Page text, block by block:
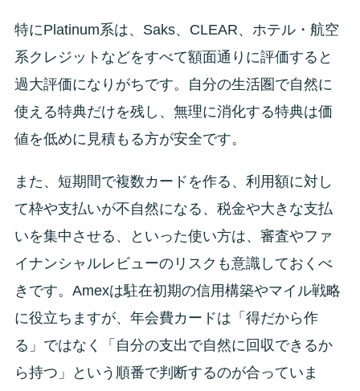
特にPlatinum系は、Saks、CLEAR、ホテル・航空
系クレジットなどをすべて額面通りに評価すると
過大評価になりがちです。自分の生活圏で自然に
使える特典だけを残し、無理に消化する特典は価
値を低めに見積もる方が安全です。
また、短期間で複数カードを作る、利用額に対し
て枠や支払いが不自然になる、税金や大きな支払
いを集中させる、といった使い方は、審査やファ
イナンシャルレビューのリスクも意識しておくべ
きです。Amexは駐在初期の信用構築やマイル戦略
に役立ちますが、年会費カードは「得だから作
る」ではなく「自分の支出で自然に回収できるか
ら持つ」という順番で判断するのが合っていま